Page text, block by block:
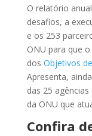
O relatório
desafios, a
e os 253
ONU para que
dos Objetivos
Apresenta,
das 25
da ONU que
Confira